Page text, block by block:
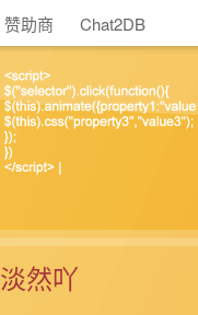
赞助商 Chat2DB
淡然吖